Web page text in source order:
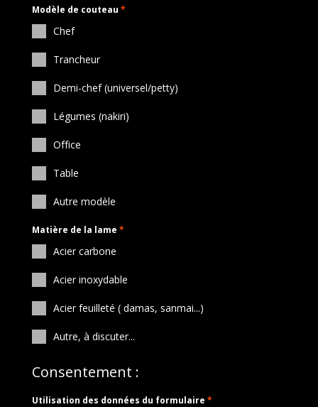
Modèle de couteau *
Chef
Trancheur
Demi-chef (universel/petty)
Légumes (nakiri)
Office
Table
Autre modèle
Matière de la lame *
Acier carbone
Acier inoxydable
Acier feuilleté ( damas, sanmai...)
Autre, à discuter...
Consentement :
Utilisation des données du formulaire *